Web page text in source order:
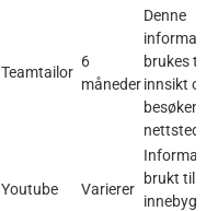
Teamtailor
6
måneder
Denne
brukes til
innsikt om
nettstedet.
Youtube Varierer
brukt til å